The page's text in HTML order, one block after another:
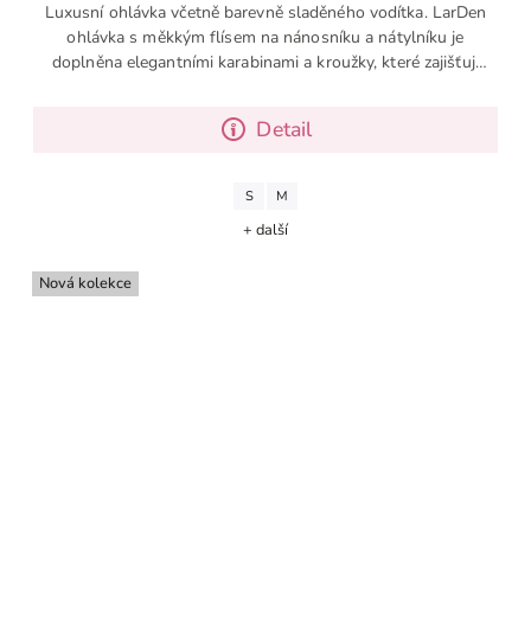
Detail
Luxusní ohlávka včetně barevně sladěného vodítka. LarDen
ohlávka s měkkým flísem na nánosníku a nátylníku je
doplněna elegantními karabinami a kroužky, které zajišťují
S M
+ další
Nová kolekce